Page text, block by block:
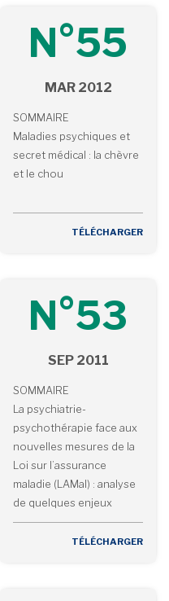
N°55
MAR 2012
SOMMAIRE
Maladies psychiques et
secret médical : la chèvre
et le chou
TÉLÉCHARGER
N°53
SEP 2011
SOMMAIRE
La psychiatrie-
psychothérapie face aux
nouvelles mesures de la
Loi sur l’assurance
maladie (LAMal) : analyse
de quelques enjeux
TÉLÉCHARGER